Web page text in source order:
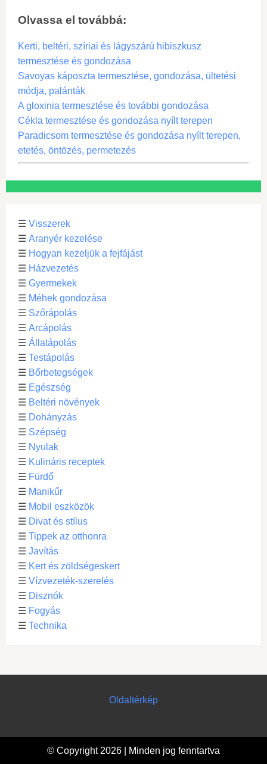
Olvassa el továbbá:
Kerti, beltéri, szíriai és lágyszárú hibiszkusz
termesztése és gondozása
Savoyas káposzta termesztése, gondozása, ültetési
módja, palánták
A gloxinia termesztése és további gondozása
Cékla termesztése és gondozása nyílt terepen
Paradicsom termesztése és gondozása nyílt terepen,
etetés, öntözés, permetezés
☰ Visszerek
☰ Aranyér kezelése
☰ Hogyan kezeljük a fejfájást
☰ Házvezetés
☰ Gyermekek
☰ Méhek gondozása
☰ Szőrápolás
☰ Arcápolás
☰ Állatápolás
☰ Testápolás
☰ Bőrbetegségek
☰ Egészség
☰ Beltéri növények
☰ Dohányzás
☰ Szépség
☰ Nyulak
☰ Kulináris receptek
☰ Fürdő
☰ Manikűr
☰ Mobil eszközök
☰ Divat és stílus
☰ Tippek az otthonra
☰ Javítás
☰ Kert és zöldségeskert
☰ Vízvezeték-szerelés
☰ Disznók
☰ Fogyás
☰ Technika
Oldaltérkép
© Copyright 2026 | Minden jog fenntartva